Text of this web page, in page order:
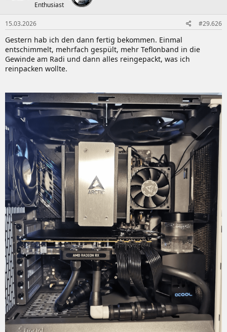
Enthusiast
15.03.2026 #29.626
Gestern hab ich den dann fertig bekommen. Einmal
entschimmelt, mehrfach gespült, mehr Teflonband in die
Gewinde am Radi und dann alles reingepackt, was ich
reinpacken wollte.